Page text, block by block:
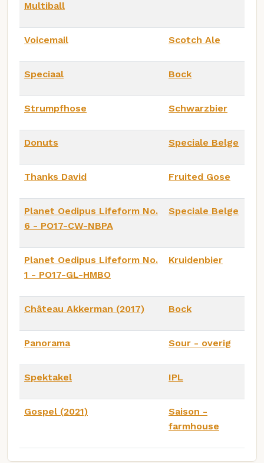
Multiball
Voicemail Scotch Ale
Speciaal Bock
Strumpfhose Schwarzbier
Donuts Speciale Belge
Thanks David Fruited Gose
Planet Oedipus Lifeform No.
6 - PO17-CW-NBPA
Speciale Belge
Planet Oedipus Lifeform No.
1 - PO17-GL-HMBO
Kruidenbier
Château Akkerman (2017) Bock
Panorama Sour - overig
Spektakel IPL
Gospel (2021)
Saison -
farmhouse